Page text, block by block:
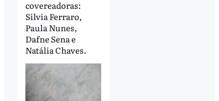
covereadoras:
Silvia Ferraro,
Paula Nunes,
Dafne Sena e
Natália Chaves.